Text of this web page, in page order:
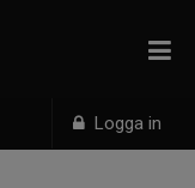
Logga in